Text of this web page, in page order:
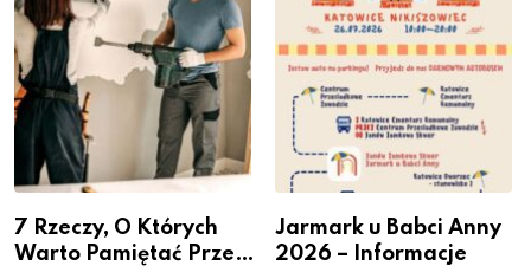
7 Rzeczy, O Których
Warto Pamiętać Przed
Jarmark u Babci Anny
2026 – Informacje